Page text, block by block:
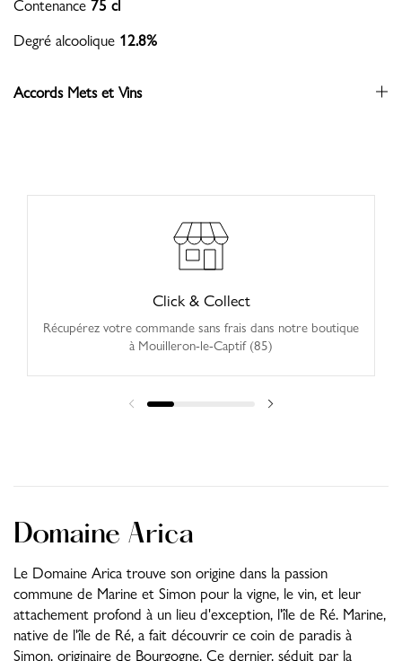
Degré alcoolique 12.8%
Accords Mets et Vins
Click & Collect
Récupérez votre commande sans frais dans notre boutique
à Mouilleron-le-Captif (85)
Domaine Arica
Le Domaine Arica trouve son origine dans la passion
commune de Marine et Simon pour la vigne, le vin, et leur
attachement profond à un lieu d'exception, l'île de Ré. Marine,
native de l'île de Ré, a fait découvrir ce coin de paradis à
Simon, originaire de Bourgogne. Ce dernier, séduit par la